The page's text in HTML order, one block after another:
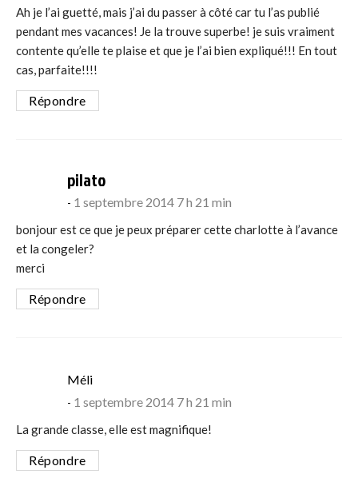
Ah je l’ai guetté, mais j’ai du passer à côté car tu l’as publié
pendant mes vacances! Je la trouve superbe! je suis vraiment
contente qu’elle te plaise et que je l’ai bien expliqué!!! En tout
cas, parfaite!!!!
Répondre
pilatosays:
1 septembre 2014 7 h 21 min
bonjour est ce que je peux préparer cette charlotte à l’avance
et la congeler?
merci
Répondre
Mélisays:
1 septembre 2014 7 h 21 min
La grande classe, elle est magnifique!
Répondre